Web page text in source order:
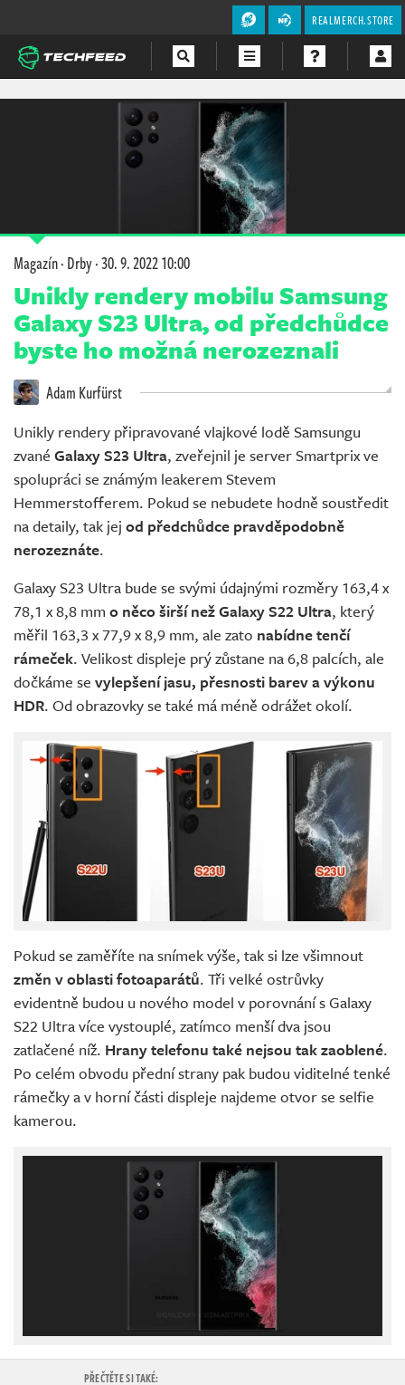
REALMERCH.STORE
Magazín·Drby·30. 9. 2022 10:00
Unikly rendery mobilu Samsung
Galaxy S23 Ultra, od předchůdce
byste ho možná nerozeznali
Adam Kurfürst
Unikly rendery připravované vlajkové lodě Samsungu
zvané Galaxy S23 Ultra, zveřejnil je server Smartprix ve
spolupráci se známým leakerem Stevem
Hemmerstofferem. Pokud se nebudete hodně soustředit
na detaily, tak jej od předchůdce pravděpodobně
nerozeznáte.
Galaxy S23 Ultra bude se svými údajnými rozměry 163,4 x
78,1 x 8,8 mm o něco širší než Galaxy S22 Ultra, který
měřil 163,3 x 77,9 x 8,9 mm, ale zato nabídne tenčí
rámeček. Velikost displeje prý zůstane na 6,8 palcích, ale
dočkáme se vylepšení jasu, přesnosti barev a výkonu
HDR. Od obrazovky se také má méně odrážet okolí.
Pokud se zaměříte na snímek výše, tak si lze všimnout
změn v oblasti fotoaparátů. Tři velké ostrůvky
evidentně budou u nového model v porovnání s Galaxy
S22 Ultra více vystouplé, zatímco menší dva jsou
zatlačené níž. Hrany telefonu také nejsou tak zaoblené.
Po celém obvodu přední strany pak budou viditelné tenké
rámečky a v horní části displeje najdeme otvor se selfie
kamerou.